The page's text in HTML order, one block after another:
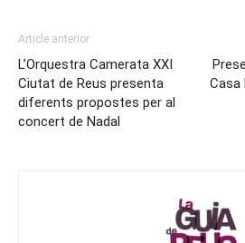
Article anterior
L’Orquestra Camerata XXI
Ciutat de Reus presenta
diferents propostes per al
concert de Nadal
Casa